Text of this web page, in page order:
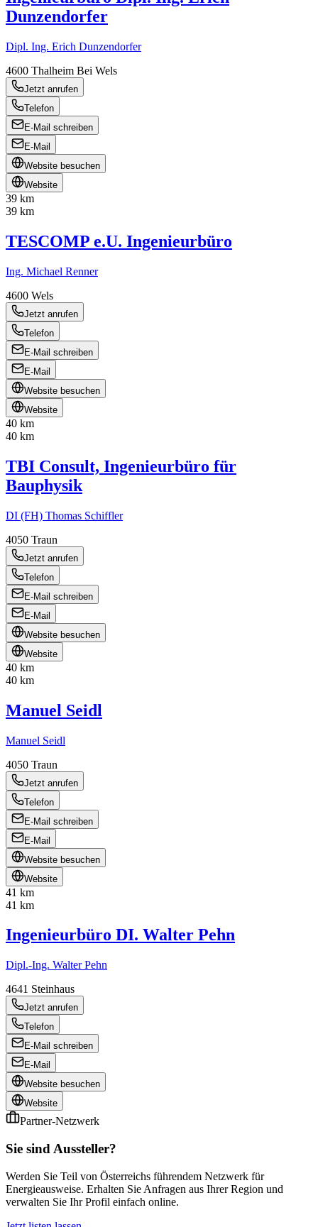
Dunzendorfer
Dipl. Ing. Erich Dunzendorfer
4600 Thalheim Bei Wels
Jetzt anrufen
Telefon
E-Mail schreiben
E-Mail
Website besuchen
Website
39 km
39 km
TESCOMP e.U. Ingenieurbüro
Ing. Michael Renner
4600 Wels
Jetzt anrufen
Telefon
E-Mail schreiben
E-Mail
Website besuchen
Website
40 km
40 km
TBI Consult, Ingenieurbüro für
Bauphysik
DI (FH) Thomas Schiffler
4050 Traun
Jetzt anrufen
Telefon
E-Mail schreiben
E-Mail
Website besuchen
Website
40 km
40 km
Manuel Seidl
Manuel Seidl
4050 Traun
Jetzt anrufen
Telefon
E-Mail schreiben
E-Mail
Website besuchen
Website
41 km
41 km
Ingenieurbüro DI. Walter Pehn
Dipl.-Ing. Walter Pehn
4641 Steinhaus
Jetzt anrufen
Telefon
E-Mail schreiben
E-Mail
Website besuchen
Website
Partner-Netzwerk
Sie sind Aussteller?
Werden Sie Teil von Österreichs führendem Netzwerk für
Energieausweise. Erhalten Sie Anfragen aus Ihrer Region und
verwalten Sie Ihr Profil einfach online.